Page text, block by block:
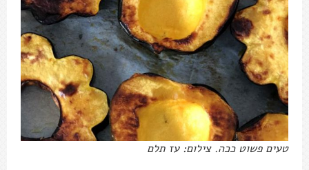
טעים פשוט ככה. צילום: עז תלם